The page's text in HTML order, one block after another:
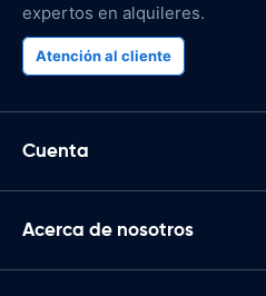
expertos en alquileres.
Atención al cliente
Cuenta
Acerca de nosotros